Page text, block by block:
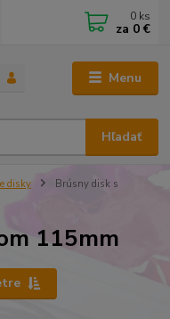
Menu
Hľadať
0 ks
za 0 €
disky
Brúsny disk s
115mm